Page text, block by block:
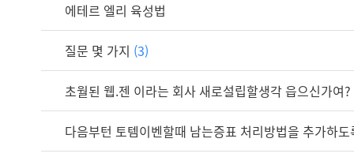
에테르 엘리 육성법
질문 몇 가지 (3)
초월된 웹.젠 이라는 회사 새로설립할생각 읍으신가여?
다음부턴 토템이벤할때 남는증표 처리방법을 추가하